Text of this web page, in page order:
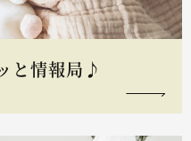
と情報局♪